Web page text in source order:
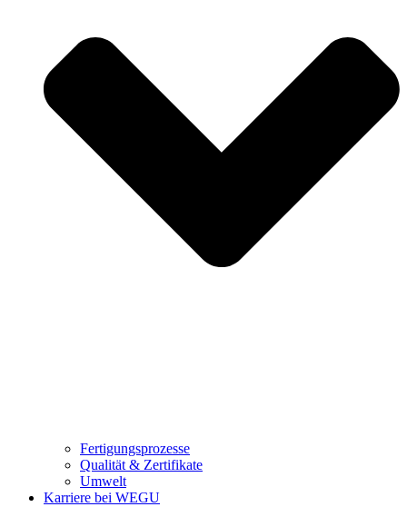
Fertigungsprozesse
Qualität & Zertifikate
Umwelt
Karriere bei WEGU